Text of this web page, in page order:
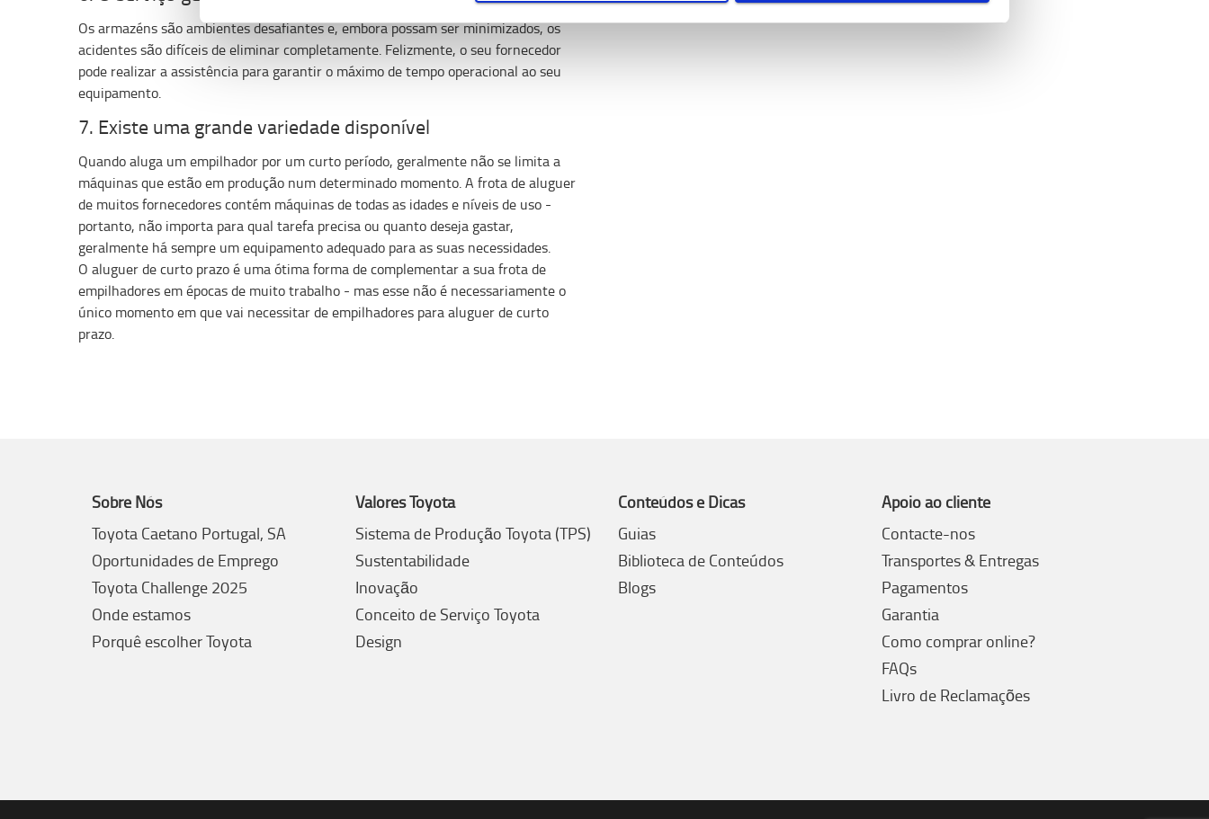
Os armazéns são ambientes desafiantes e, embora possam ser minimizados, os
acidentes são difíceis de eliminar completamente. Felizmente, o seu fornecedor
pode realizar a assistência para garantir o máximo de tempo operacional ao seu
equipamento.
7. Existe uma grande variedade disponível
Quando aluga um empilhador por um curto período, geralmente não se limita a
máquinas que estão em produção num determinado momento. A frota de aluguer
de muitos fornecedores contém máquinas de todas as idades e níveis de uso -
portanto, não importa para qual tarefa precisa ou quanto deseja gastar,
geralmente há sempre um equipamento adequado para as suas necessidades.
O aluguer de curto prazo é uma ótima forma de complementar a sua frota de
empilhadores em épocas de muito trabalho - mas esse não é necessariamente o
único momento em que vai necessitar de empilhadores para aluguer de curto
prazo.
Sobre Nós
Toyota Caetano Portugal, SA
Oportunidades de Emprego
Toyota Challenge 2025
Onde estamos
Porquê escolher Toyota
Valores Toyota
Sistema de Produção Toyota (TPS)
Sustentabilidade
Inovação
Conceito de Serviço Toyota
Design
Conteúdos e Dicas
Guias
Biblioteca de Conteúdos
Blogs
Apoio ao cliente
Contacte-nos
Transportes & Entregas
Pagamentos
Garantia
Como comprar online?
FAQs
Livro de Reclamações